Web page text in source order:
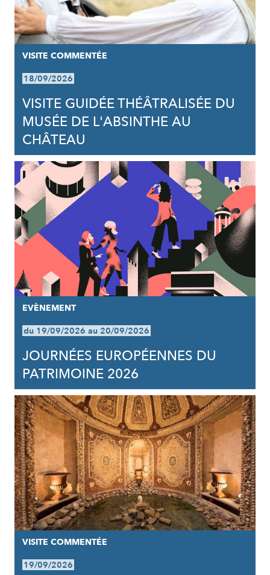
VISITE COMMENTÉE
18/09/2026
VISITE GUIDÉE THÉÂTRALISÉE DU
MUSÉE DE L'ABSINTHE AU
CHÂTEAU
EVÈNEMENT
du 19/09/2026 au 20/09/2026
JOURNÉES EUROPÉENNES DU
PATRIMOINE 2026
VISITE COMMENTÉE
19/09/2026